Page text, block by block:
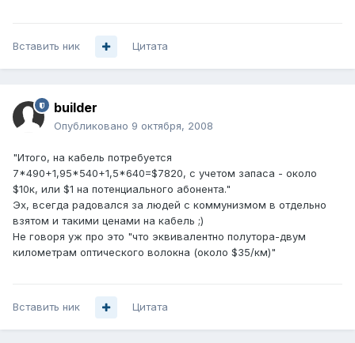
Вставить ник Цитата
builder
Опубликовано 9 октября, 2008
"Итого, на кабель потребуется
7*490+1,95*540+1,5*640=$7820, с учетом запаса - около
$10к, или $1 на потенциального абонента."
Эх, всегда радовался за людей с коммунизмом в отдельно
взятом и такими ценами на кабель ;)
Не говоря уж про это "что эквивалентно полутора-двум
километрам оптического волокна (около $35/км)"
Вставить ник Цитата